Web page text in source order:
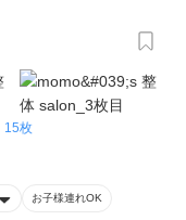
15枚
お子様連れOK